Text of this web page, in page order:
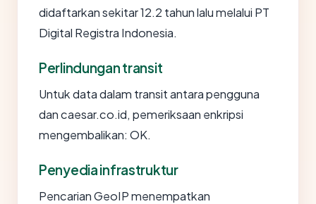
didaftarkan sekitar 12.2 tahun lalu melalui PT
Digital Registra Indonesia.
Perlindungan transit
Untuk data dalam transit antara pengguna
dan caesar.co.id, pemeriksaan enkripsi
mengembalikan: OK.
Penyedia infrastruktur
Pencarian GeoIP menempatkan